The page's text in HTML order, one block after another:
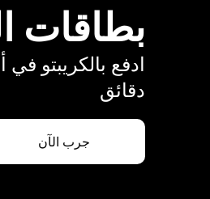
بطاقات
دقائق
جرب الآن